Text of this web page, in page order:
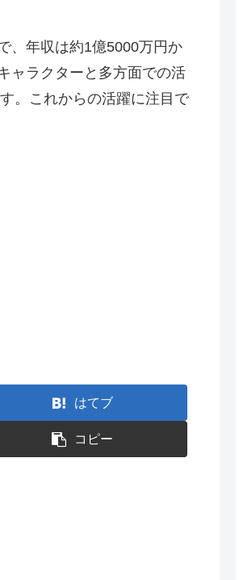
、年収は約1億5000万円か
ャラクターと多方面での活
。これからの活躍に注目で
はてブ
コピー